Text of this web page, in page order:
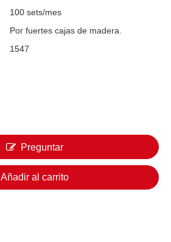
100 sets/mes
Por fuertes cajas de madera.
1547
Preguntar
Añadir al carrito